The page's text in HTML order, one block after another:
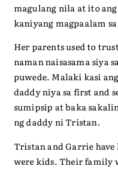
magulang nila at ito
kaniyang magpaalam
Her parents used to
naman naisasama siya
puwede. Malaki kasi
daddy niya sa first and
sumipsip at baka
ng daddy ni Tristan.
Tristan and Garrie have
were kids. Their family